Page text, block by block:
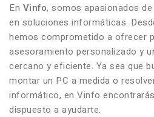
En Vinfo, somos apasionados
en soluciones informáticas.
hemos comprometido a ofrecer
asesoramiento personalizado y
cercano y eficiente. Ya sea que
montar un PC a medida o
informático, en Vinfo
dispuesto a ayudarte.